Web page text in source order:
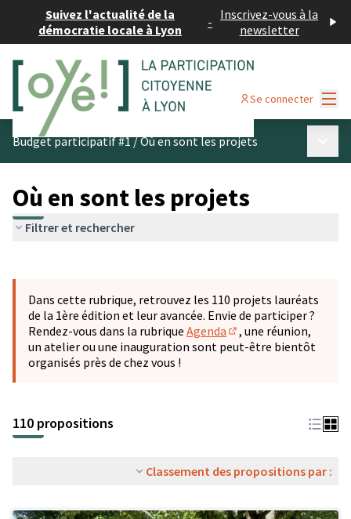
Suivez l'actualité de la
démocratie locale à Lyon
- Inscrivez-vous à la
newsletter
Se connecter
Budget participatif #1/Où en sont les projets
Où en sont les projets
Filtrer et rechercher
−
Dans cette rubrique, retrouvez les 110 projets lauréats
de la 1ère édition et leur avancée. Envie de participer ?
Rendez-vous dans la rubrique Agenda
(S'ouvre dans un
, une réunion,
un atelier ou une inauguration sont peut-être bientôt
organisés près de chez vous !
110 propositions
Classement des propositions par :